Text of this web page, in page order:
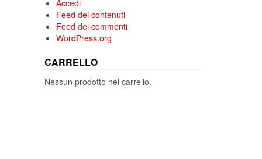
Accedi
Feed dei contenuti
Feed dei commenti
WordPress.org
CARRELLO
Nessun prodotto nel carrello.